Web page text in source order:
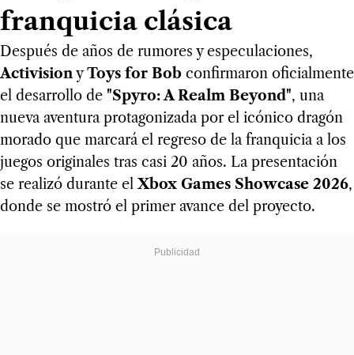
franquicia clásica
Después de años de rumores y especulaciones,
ActivisionyToys for Bob confirmaron oficialmente
el desarrollo de "Spyro: A Realm Beyond", una
nueva aventura protagonizada por el icónico dragón
morado que marcará el regreso de la franquicia a los
juegos originales tras casi 20 años. La presentación
se realizó durante elXbox Games Showcase 2026,
donde se mostró el primer avance del proyecto.